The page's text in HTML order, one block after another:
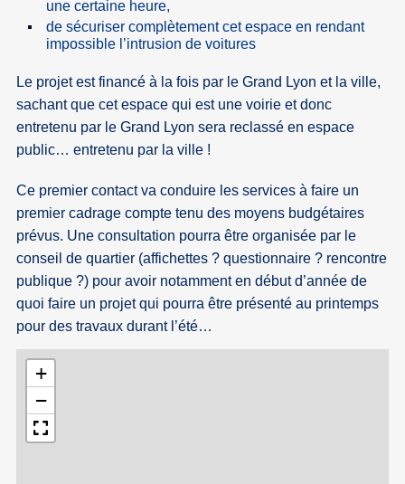
une certaine heure,
de sécuriser complètement cet espace en rendant
impossible l’intrusion de voitures
Le projet est financé à la fois par le Grand Lyon et la ville,
sachant que cet espace qui est une voirie et donc
entretenu par le Grand Lyon sera reclassé en espace
public… entretenu par la ville !
Ce premier contact va conduire les services à faire un
premier cadrage compte tenu des moyens budgétaires
prévus. Une consultation pourra être organisée par le
conseil de quartier (affichettes ? questionnaire ? rencontre
publique ?) pour avoir notamment en début d’année de
quoi faire un projet qui pourra être présenté au printemps
pour des travaux durant l’été…
+
−